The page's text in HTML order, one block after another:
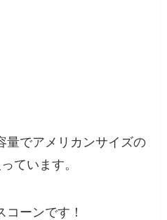
量でアメリカンサイズの
ています。
ーンです！